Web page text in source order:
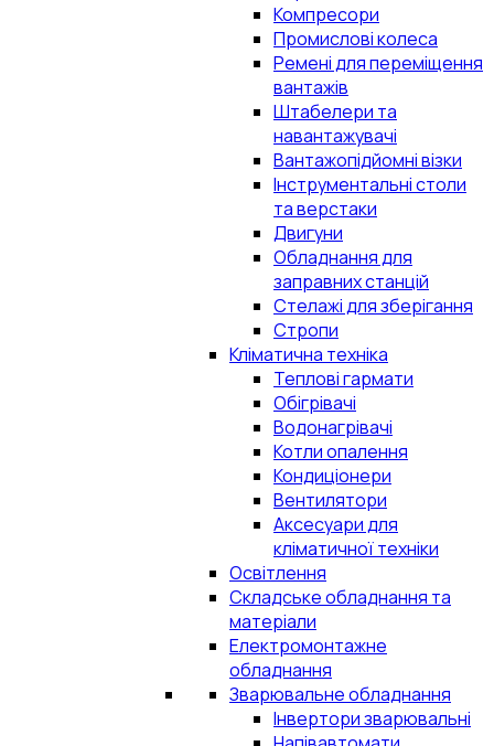
Компресори
Промислові колеса
Ремені для переміщення
вантажів
Штабелери та
навантажувачі
Вантажопідйомні візки
Інструментальні столи
та верстаки
Двигуни
Обладнання для
заправних станцій
Стелажі для зберігання
Стропи
Кліматична техніка
Теплові гармати
Обігрівачі
Водонагрівачі
Котли опалення
Кондиціонери
Вентилятори
Аксесуари для
кліматичної техніки
Освітлення
Складське обладнання та
матеріали
Електромонтажне
обладнання
Зварювальне обладнання
Інвертори зварювальні